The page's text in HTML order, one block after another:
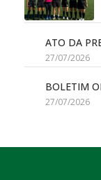
ATO DA
27/07/2026
BOLETIM
27/07/2026